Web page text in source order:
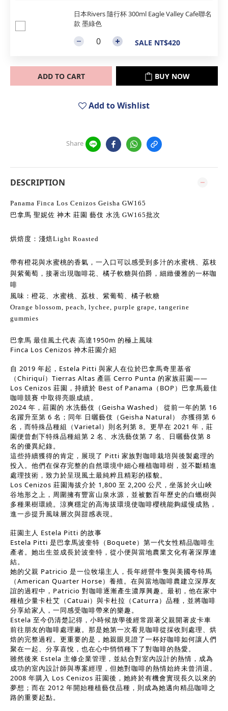
日本Rivers 隨行杯 300ml Eagle Valley Cafe聯名
款 墨綠色
SALE NT$420
ADD TO CART BUY NOW
Add to Wishlist
Share
DESCRIPTION
Panama Finca Los Cenizos Geisha GW165
巴拿馬 聖妮佐 神木 莊園 藝伎 水洗 GW165批次
烘焙度：淺焙Light Roasted
帶有橙花與水蜜桃的香氣，一入口可以感受到多汁的水蜜桃、荔枝
與紫葡萄，接著出現咖啡花、橘子軟糖與伯爵，細緻優雅的一杯咖
啡
風味：橙花、水蜜桃、荔枝、紫葡萄、橘子軟糖
Orange blossom, peach, lychee, purple grape, tangerine
gummies
巴拿馬 最佳風土代表 高達1950m 的極上風味
Finca Los Cenizos 神木莊園介紹
自 2019 年起，Estela Pitti 與家人在位於巴拿馬奇里基省
（Chiriquí）Tierras Altas 產區 Cerro Punta 的家族莊園——
Los Cenizos 莊園，持續於 Best of Panama（BOP）巴拿馬最佳
咖啡競賽 中取得亮眼成績。
2024 年，莊園的 水洗藝伎（Geisha Washed） 從前一年的第 16
名躍升至第 6 名；同年 日曬藝伎（Geisha Natural） 亦獲得第 6
名，而特殊品種組（Varietal）則名列第 8。更早在 2021 年，莊
園便曾創下特殊品種組第 2 名、水洗藝伎第 7 名、日曬藝伎第 8
名的優異紀錄。
這些持續獲得的肯定，展現了 Pitti 家族對咖啡栽培與後製處理的
投入。他們在保存完整的自然環境中細心種植咖啡樹，並不斷精進
處理技術，致力於呈現風土最純粹且精彩的樣貌。
Los Cenizos 莊園海拔介於 1,800 至 2,200 公尺，坐落於火山峽
谷地形之上，周圍擁有豐富山泉水源，並被數百年歷史的白蠟樹與
多種果樹環繞。涼爽穩定的高海拔環境使咖啡櫻桃能夠緩慢成熟，
進一步提升風味層次與甜感表現。
莊園主人 Estela Pitti 的故事
Estela Pitti 是巴拿馬波奎特（Boquete）第一代女性精品咖啡生
產者。她出生並成長於波奎特，從小便與當地農業文化有著深厚連
結。
她的父親 Patricio 是一位牧場主人，長年經營牛隻與美國夸特馬
（American Quarter Horse）養殖。在與當地咖啡農建立深厚友
誼的過程中，Patricio 對咖啡逐漸產生濃厚興趣。最初，他在家中
種植少量卡杜艾（Catuai）與卡杜拉（Caturra）品種，並將咖啡
分享給家人，一同感受咖啡帶來的樂趣。
Estela 至今仍清楚記得，小時候放學後經常跟著父親開著皮卡車
前往朋友的咖啡處理廠。那是她第一次看見咖啡從採收到處理、烘
焙的完整過程。更重要的是，她親眼見證了一杯好咖啡如何讓人們
聚在一起、分享喜悅，也在心中悄悄種下了對咖啡的熱愛。
雖然後來 Estela 主修企業管理，並結合對室內設計的熱情，成為
成功的室內設計師與專案經理，但她對咖啡的熱情始終未曾消退。
2008 年購入 Los Cenizos 莊園後，她終於有機會實現長久以來的
夢想；而在 2012 年開始種植藝伎品種，則成為她邁向精品咖啡之
路的重要起點。